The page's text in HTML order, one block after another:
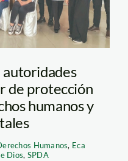
autoridades
de protección
humanos y
Humanos, Eca
Dios, SPDA